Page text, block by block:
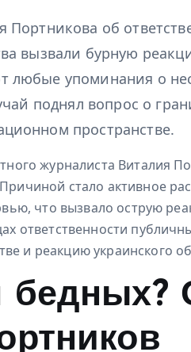
Портникова об
вызвали бурную
любые упоминания о
поднял вопрос о
пространстве.
журналиста Виталия
стало активное
что вызвало острую
ответственности
и реакцию украинского
бедных?